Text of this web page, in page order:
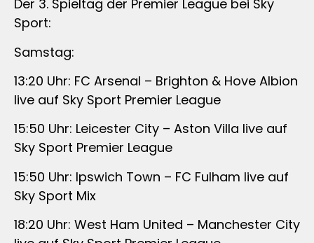
Der 3. Spieltag der Premier League bei Sky
Sport:
Samstag:
13:20 Uhr: FC Arsenal – Brighton & Hove Albion
live auf Sky Sport Premier League
15:50 Uhr: Leicester City – Aston Villa live auf
Sky Sport Premier League
15:50 Uhr: Ipswich Town – FC Fulham live auf
Sky Sport Mix
18:20 Uhr: West Ham United – Manchester City